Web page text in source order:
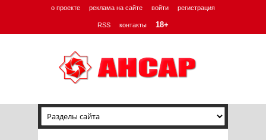
о проекте реклама на сайте войти регистрация
RSS контакты 18+